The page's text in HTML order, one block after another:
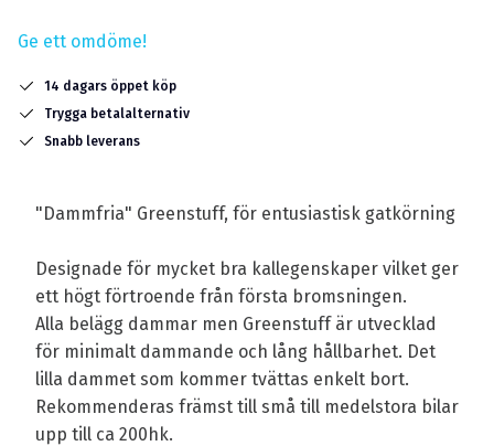
Ge ett omdöme!
14 dagars öppet köp
Trygga betalalternativ
Snabb leverans
"Dammfria" Greenstuff, för entusiastisk gatkörning
Designade för mycket bra kallegenskaper vilket ger
ett högt förtroende från första bromsningen.
Alla belägg dammar men Greenstuff är utvecklad
för minimalt dammande och lång hållbarhet. Det
lilla dammet som kommer tvättas enkelt bort.
Rekommenderas främst till små till medelstora bilar
upp till ca 200hk.